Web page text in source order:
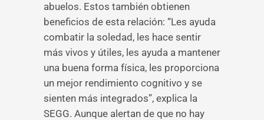
abuelos. Estos también obtienen
beneficios de esta relación: “Les ayuda
combatir la soledad, les hace sentir
más vivos y útiles, les ayuda a mantener
una buena forma física, les proporciona
un mejor rendimiento cognitivo y se
sienten más integrados”, explica la
SEGG. Aunque alertan de que no hay